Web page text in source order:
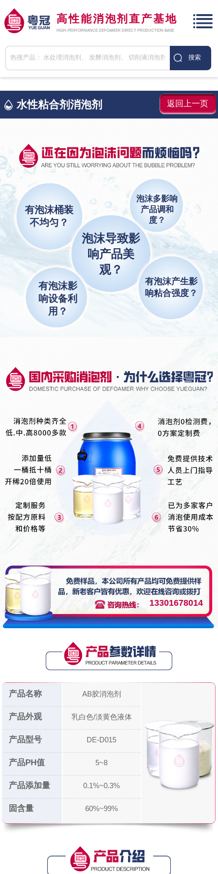
高性能消泡剂直产基地
HIGH-PERFORMANCE DEFOAMER DIRECT PRODUCTION BASE
水性粘合剂消泡剂 返回上一页
有泡沫桶装
不均匀？
泡沫多影响
产品调和
度？
泡沫导致影
响产品美
观？
有泡沫影
响设备利
用？
有泡沫产生影
响粘合强度？
13301678014
产品名称
产品外观
产品型号
产品PH值
产品添加量
固含量
AB胶消泡剂
乳白色/淡黄色液体
DE-D015
5~8
0.1%~0.3%
60%~99%